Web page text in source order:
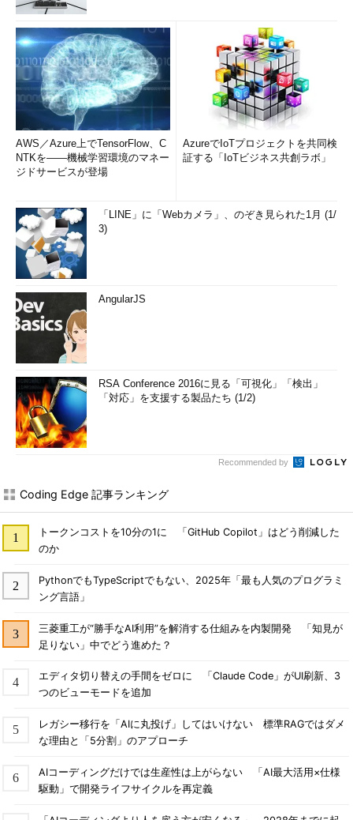
AWS／Azure上でTensorFlow、C
NTKを――機械学習環境のマネー
ジドサービスが登場
AzureでIoTプロジェクトを共同検
証する「IoTビジネス共創ラボ」
「LINE」に「Webカメラ」、のぞき見られた1月 (1/
3)
AngularJS
RSA Conference 2016に見る「可視化」「検出」
「対応」を支援する製品たち (1/2)
Recommended by
Coding Edge 記事ランキング
トークンコストを10分の1に 「GitHub Copilot」はどう削減した
のか
PythonでもTypeScriptでもない、2025年「最も人気のプログラミ
ング言語」
三菱重工が“勝手なAI利用”を解消する仕組みを内製開発 「知見が
足りない」中でどう進めた？
エディタ切り替えの手間をゼロに 「Claude Code」がUI刷新、3
つのビューモードを追加
レガシー移行を「AIに丸投げ」してはいけない 標準RAGではダメ
な理由と「5分割」のアプローチ
AIコーディングだけでは生産性は上がらない 「AI最大活用×仕様
駆動」で開発ライフサイクルを再定義